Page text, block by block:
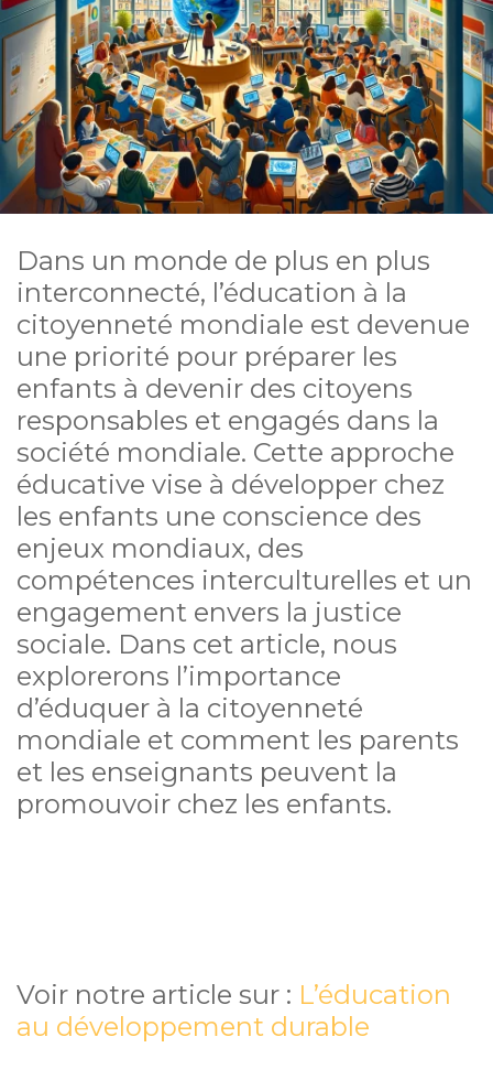
Dans un monde de plus en plus
interconnecté, l’éducation à la
citoyenneté mondiale est devenue
une priorité pour préparer les
enfants à devenir des citoyens
responsables et engagés dans la
société mondiale. Cette approche
éducative vise à développer chez
les enfants une conscience des
enjeux mondiaux, des
compétences interculturelles et un
engagement envers la justice
sociale. Dans cet article, nous
explorerons l’importance
d’éduquer à la citoyenneté
mondiale et comment les parents
et les enseignants peuvent la
promouvoir chez les enfants.
Voir notre article sur : L’éducation
au développement durable